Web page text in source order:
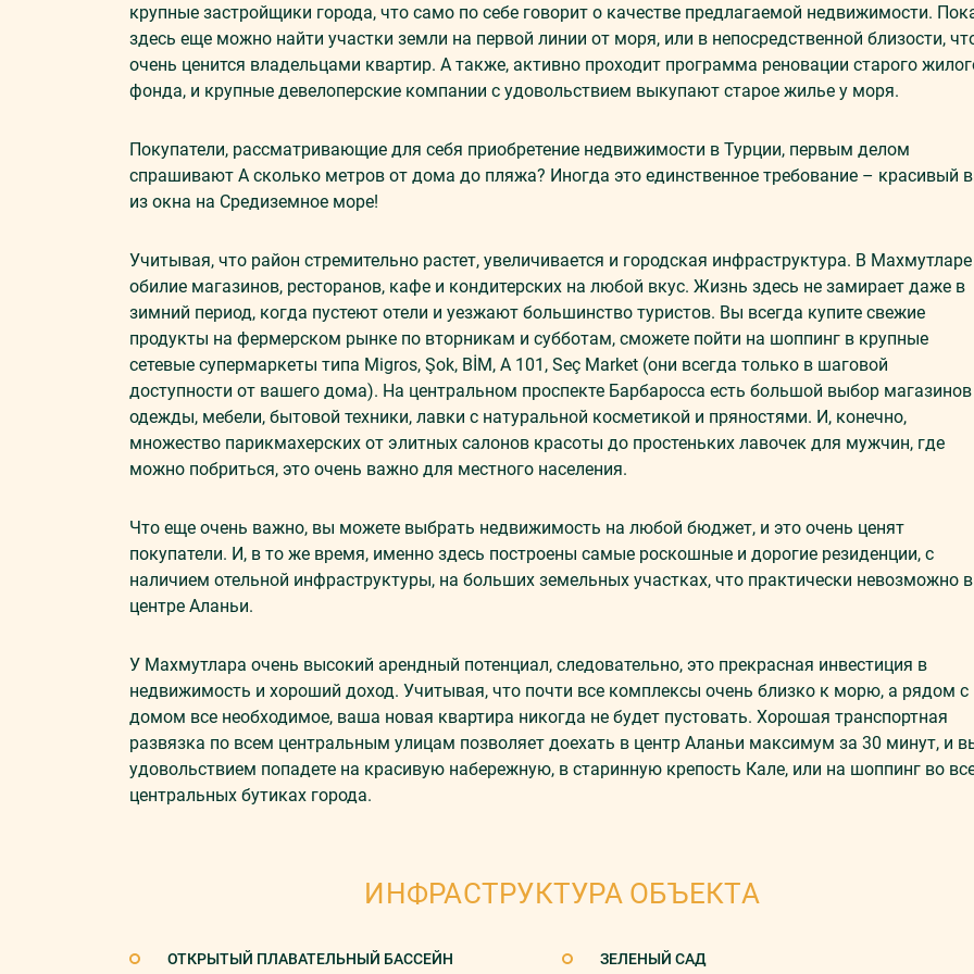
крупные застройщики города, что само по себе говорит о качестве предлагаемой недвижимости.
здесь еще можно найти участки земли на первой линии от моря, или в непосредственной близости,
очень ценится владельцами квартир. А также, активно проходит программа реновации старого
фонда, и крупные девелоперские компании с удовольствием выкупают старое жилье у моря.
Покупатели, рассматривающие для себя приобретение недвижимости в Турции, первым делом
спрашивают А сколько метров от дома до пляжа? Иногда это единственное требование – красивый
из окна на Средиземное море!
Учитывая, что район стремительно растет, увеличивается и городская инфраструктура. В Махмутларе
обилие магазинов, ресторанов, кафе и кондитерских на любой вкус. Жизнь здесь не замирает даже в
зимний период, когда пустеют отели и уезжают большинство туристов. Вы всегда купите свежие
продукты на фермерском рынке по вторникам и субботам, сможете пойти на шоппинг в крупные
сетевые супермаркеты типа Migros, Şok, BİM, A 101, Seç Market (они всегда только в шаговой
доступности от вашего дома). На центральном проспекте Барбаросса есть большой выбор магазинов
одежды, мебели, бытовой техники, лавки с натуральной косметикой и пряностями. И, конечно,
множество парикмахерских от элитных салонов красоты до простеньких лавочек для мужчин, где
можно побриться, это очень важно для местного населения.
Что еще очень важно, вы можете выбрать недвижимость на любой бюджет, и это очень ценят
покупатели. И, в то же время, именно здесь построены самые роскошные и дорогие резиденции, с
наличием отельной инфраструктуры, на больших земельных участках, что практически невозможно в
центре Аланьи.
У Махмутлара очень высокий арендный потенциал, следовательно, это прекрасная инвестиция в
недвижимость и хороший доход. Учитывая, что почти все комплексы очень близко к морю, а рядом с
домом все необходимое, ваша новая квартира никогда не будет пустовать. Хорошая транспортная
развязка по всем центральным улицам позволяет доехать в центр Аланьи максимум за 30 минут, и
удовольствием попадете на красивую набережную, в старинную крепость Кале, или на шоппинг во
центральных бутиках города.
ИНФРАСТРУКТУРА ОБЪЕКТА
ОТКРЫТЫЙ ПЛАВАТЕЛЬНЫЙ БАССЕЙН ЗЕЛЕНЫЙ САД